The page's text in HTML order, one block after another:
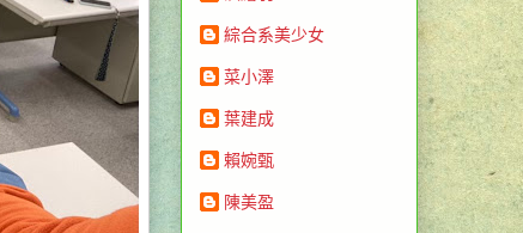
綜合系美少女
菜小澤
葉建成
賴婉甄
陳美盈